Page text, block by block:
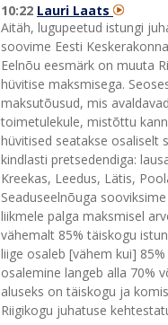
10:22 Lauri Laats
Aitäh, lugupeetud istungi
soovime Eesti
Eelnõu eesmärk on muuta
hüvitise maksmisega.
maksutõusud, mis
toimetulekule, mistõttu
hüvitised seatakse osaliselt
kindlasti pretsedendiga:
Kreekas, Leedus, Lätis,
Seaduseelnõuga
liikmele palga maksmisel
vähemalt 85% täiskogu
liige osaleb [vähem kui]
osalemine langeb alla 70%
aluseks on täiskogu ja
Riigikogu juhatuse